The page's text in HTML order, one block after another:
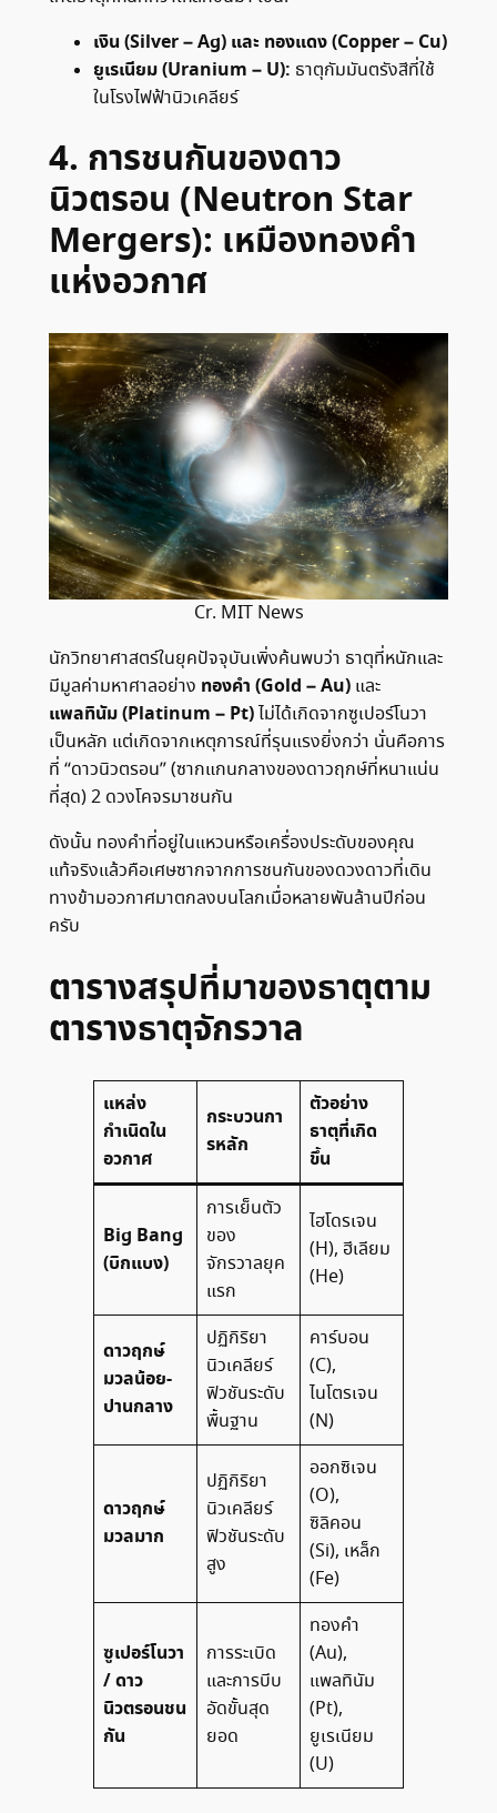
เงิน (Silver – Ag) และ ทองแดง (Copper – Cu)
ยูเรเนียม (Uranium – U): ธาตุกัมมันตรังสีที่ใช้
ในโรงไฟฟ้านิวเคลียร์
4. การชนกันของดาว
นิวตรอน (Neutron Star
Mergers): เหมืองทองคำ
แห่งอวกาศ
Cr. MIT News
นักวิทยาศาสตร์ในยุคปัจจุบันเพิ่งค้นพบว่า ธาตุที่หนักและ
มีมูลค่ามหาศาลอย่าง ทองคำ (Gold – Au)และ
แพลทินัม (Platinum – Pt)ไม่ได้เกิดจากซูเปอร์โนวา
เป็นหลัก แต่เกิดจากเหตุการณ์ที่รุนแรงยิ่งกว่า นั่นคือการ
ที่ “ดาวนิวตรอน” (ซากแกนกลางของดาวฤกษ์ที่หนาแน่น
ที่สุด) 2 ดวงโคจรมาชนกัน
ดังนั้น ทองคำที่อยู่ในแหวนหรือเครื่องประดับของคุณ
แท้จริงแล้วคือเศษซากจากการชนกันของดวงดาวที่เดิน
ทางข้ามอวกาศมาตกลงบนโลกเมื่อหลายพันล้านปีก่อน
ครับ
ตารางสรุปที่มาของธาตุตาม
ตารางธาตุจักรวาล
แหล่ง
กำเนิดใน
อวกาศ
กระบวนกา
รหลัก
ตัวอย่าง
ธาตุที่เกิด
ขึ้น
Big Bang
(บิกแบง)
การเย็นตัว
ของ
จักรวาลยุค
แรก
ไฮโดรเจน
(H), ฮีเลียม
(He)
ดาวฤกษ์
มวลน้อย-
ปานกลาง
ปฏิกิริยา
นิวเคลียร์
ฟิวชันระดับ
พื้นฐาน
คาร์บอน
(C),
ไนโตรเจน
(N)
ดาวฤกษ์
มวลมาก
ปฏิกิริยา
นิวเคลียร์
ฟิวชันระดับ
สูง
ออกซิเจน
(O),
ซิลิคอน
(Si), เหล็ก
(Fe)
ซูเปอร์โนวา
/ ดาว
นิวตรอนชน
กัน
การระเบิด
และการบีบ
อัดขั้นสุด
ยอด
ทองคำ
(Au),
แพลทินัม
(Pt),
ยูเรเนียม
(U)